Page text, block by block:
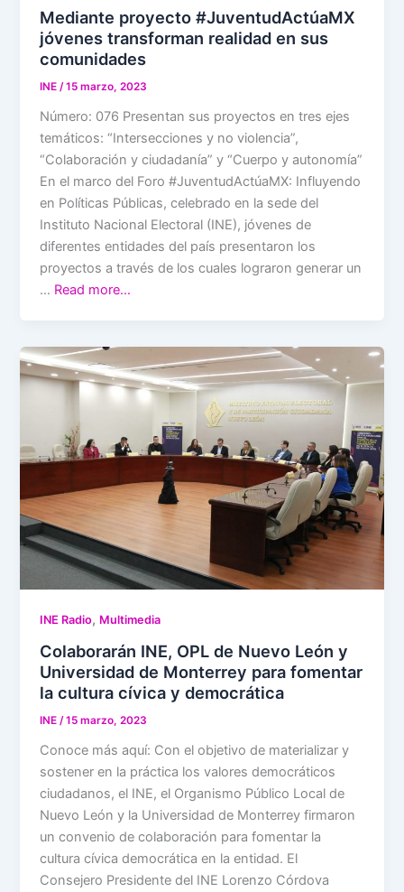
Mediante proyecto #JuventudActúaMX
jóvenes transforman realidad en sus
comunidades
INE/15 marzo, 2023
Número: 076 Presentan sus proyectos en tres ejes
temáticos: “Intersecciones y no violencia”,
“Colaboración y ciudadanía” y “Cuerpo y autonomía”
En el marco del Foro #JuventudActúaMX: Influyendo
en Políticas Públicas, celebrado en la sede del
Instituto Nacional Electoral (INE), jóvenes de
diferentes entidades del país presentaron los
proyectos a través de los cuales lograron generar un
… Read more…
INE Radio, Multimedia
Colaborarán INE, OPL de Nuevo León y
Universidad de Monterrey para fomentar
la cultura cívica y democrática
INE/15 marzo, 2023
Conoce más aquí: Con el objetivo de materializar y
sostener en la práctica los valores democráticos
ciudadanos, el INE, el Organismo Público Local de
Nuevo León y la Universidad de Monterrey firmaron
un convenio de colaboración para fomentar la
cultura cívica democrática en la entidad. El
Consejero Presidente del INE Lorenzo Córdova